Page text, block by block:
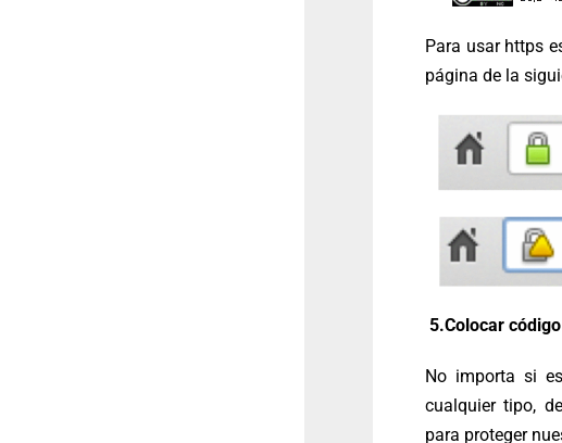
Para usar https
página de la
5.Colocar
No importa si
cualquier tipo,
para proteger